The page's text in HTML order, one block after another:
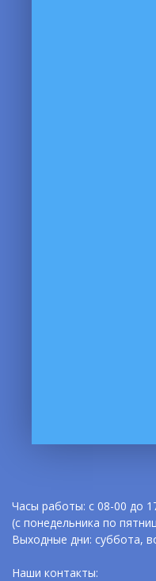
Часы работы: с 08-00 до
(с понедельника по
Выходные дни: суббота,
Наши контакты: